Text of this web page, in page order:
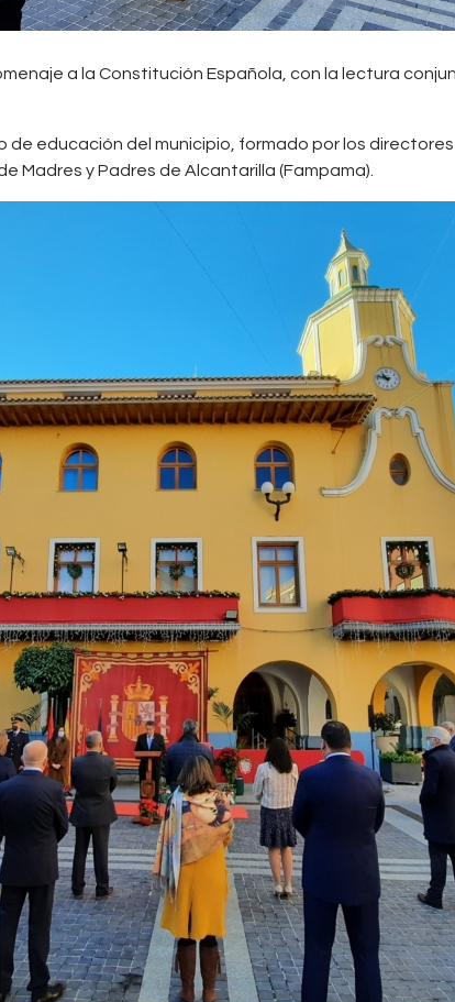
a la Constitución Española, con la lectura
educación del municipio, formado por los directores
Madres y Padres de Alcantarilla (Fampama).